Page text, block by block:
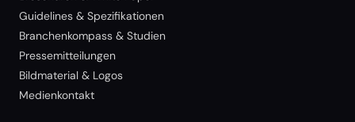
Guidelines & Spezifikationen
Branchenkompass & Studien
Pressemitteilungen
Bildmaterial & Logos
Medienkontakt